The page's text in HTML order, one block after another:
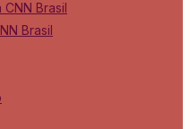
Brasil